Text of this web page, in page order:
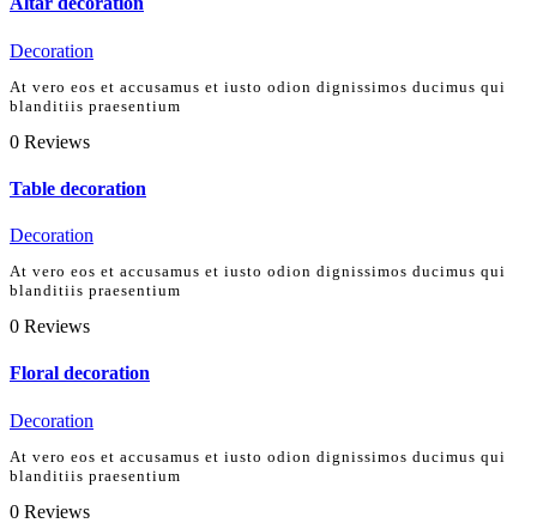
Decoration
At vero eos et accusamus et iusto odion dignissimos ducimus qui
blanditiis praesentium
0 Reviews
Table decoration
Decoration
At vero eos et accusamus et iusto odion dignissimos ducimus qui
blanditiis praesentium
0 Reviews
Floral decoration
Decoration
At vero eos et accusamus et iusto odion dignissimos ducimus qui
blanditiis praesentium
0 Reviews